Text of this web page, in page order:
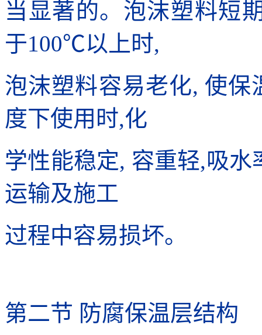
当显著的。泡沫塑料短
于100℃以上时,
泡沫塑料容易老化, 使
度下使用时,化
学性能稳定, 容重轻,吸
运输及施工
过程中容易损坏。
第二节 防腐保温层结构